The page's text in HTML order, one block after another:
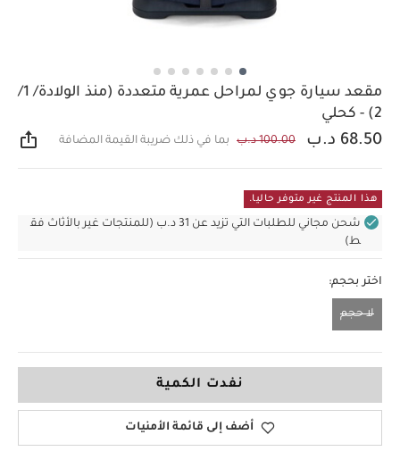
مقعد سيارة جوي لمراحل عمرية متعددة (منذ الولادة/ 1/
2) - كحلي
68.50 د.ب 100.00 د.ب بما في ذلك ضريبة القيمة المضافة
هذا المنتج غير متوفر حاليا.
شحن مجاني للطلبات التي تزيد عن 31 د.ب (للمنتجات غير بالأثاث فق
ط)
اختر بحجم:
لا حجم
نفدت الكمية
أضف إلى قائمة الأمنيات